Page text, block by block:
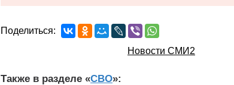
Поделиться:
Новости СМИ2
Также в разделе «СВО»: